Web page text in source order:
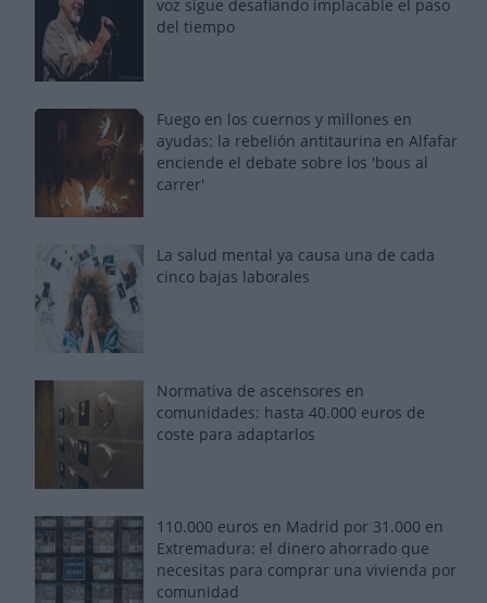
voz sigue desafiando implacable el paso
del tiempo
Fuego en los cuernos y millones en
ayudas: la rebelión antitaurina en Alfafar
enciende el debate sobre los 'bous al
carrer'
La salud mental ya causa una de cada
cinco bajas laborales
Normativa de ascensores en
comunidades: hasta 40.000 euros de
coste para adaptarlos
110.000 euros en Madrid por 31.000 en
Extremadura: el dinero ahorrado que
necesitas para comprar una vivienda por
comunidad